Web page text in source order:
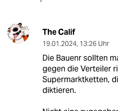
The Calif
19.01.2024, 13:26 Uhr
Die Bauenr sollten
gegen die Verteiler
Supermarktketten,
diktieren.